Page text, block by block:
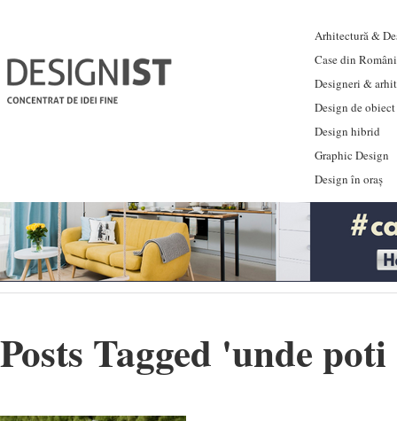
Arhitectură &
Case din
Designeri &
Design de obiect
Design hibrid
Graphic Design
Design în oraș
Posts Tagged 'unde